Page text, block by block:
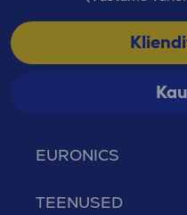
EURONICS
TEENUSED